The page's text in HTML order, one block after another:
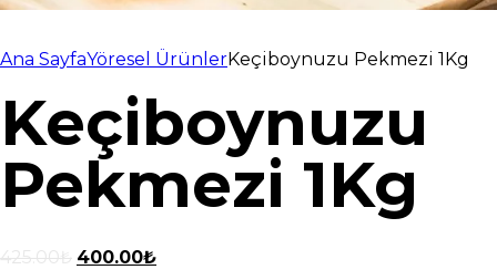
Ana SayfaYöresel ÜrünlerKeçiboynuzu Pekmezi 1Kg
Keçiboynuzu
Pekmezi 1Kg
425.00₺ 400.00₺